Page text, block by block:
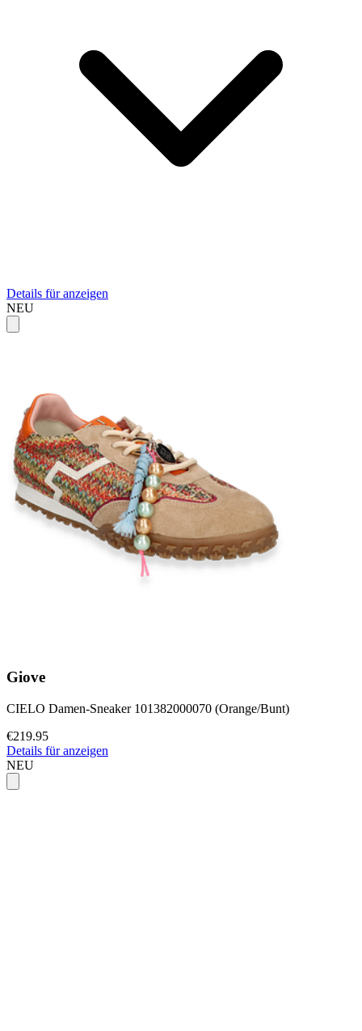
Details für anzeigen
NEU
Giove
CIELO Damen-Sneaker 101382000070 (Orange/Bunt)
€219.95
Details für anzeigen
NEU